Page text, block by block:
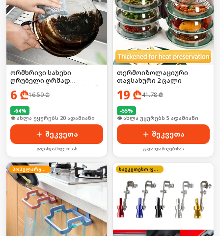
ორმხრივი სახეხი
ღრუბელი ღრმად
ჩამჯდარი ნარჩენებისგან
6 ₾16.59₾
-64%
🛒 ბოლო 24სთ-ში იყიდა 26-მა
შეკვეთა
გადახდა მიღებისას
თერმოიზოლაციური
თავსახური 2 ცალი
19 ₾41.78₾
-55%
🛒 ბოლო 24სთ-ში იყიდა 8-მა
შეკვეთა
გადახდა მიღებისას